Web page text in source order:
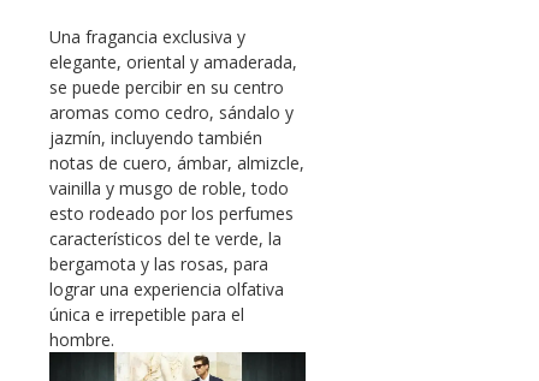
Una fragancia exclusiva y
elegante, oriental y amaderada,
se puede percibir en su centro
aromas como cedro, sándalo y
jazmín, incluyendo también
notas de cuero, ámbar, almizcle,
vainilla y musgo de roble, todo
esto rodeado por los perfumes
característicos del te verde, la
bergamota y las rosas, para
lograr una experiencia olfativa
única e irrepetible para el
hombre.